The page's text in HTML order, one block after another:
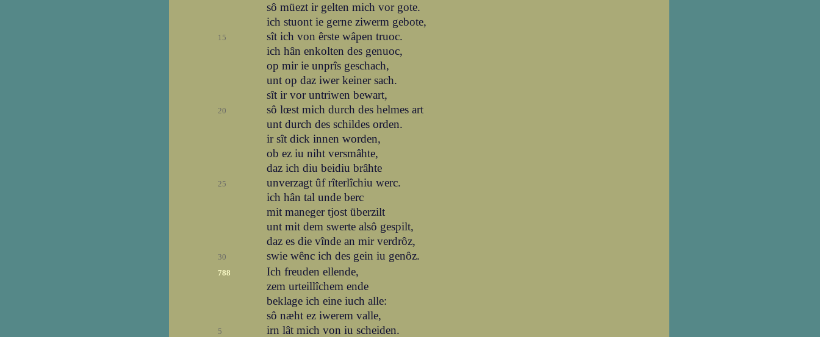
sô müezt ir gelten mich vor gote.
ich stuont ie gerne ziwerm gebote,
15
sît ich von êrste wâpen truoc.
ich hân enkolten des genuoc,
op mir ie unprîs geschach,
unt op daz iwer keiner sach.
sît ir vor untriwen bewart,
20
sô lœst mich durch des helmes art
unt durch des schildes orden.
ir sît dick innen worden,
ob ez iu niht versmâhte,
daz ich diu beidiu brâhte
25
unverzagt ûf rîterlîchiu werc.
ich hân tal unde berc
mit maneger tjost überzilt
unt mit dem swerte alsô gespilt,
daz es die vînde an mir verdrôz,
30 swie wênc ich des gein iu genôz.
788
Ich freuden ellende,
zem urteillîchem ende
beklage ich eine iuch alle:
sô næht ez iwerem valle,
5
irn lât mich von iu scheiden.